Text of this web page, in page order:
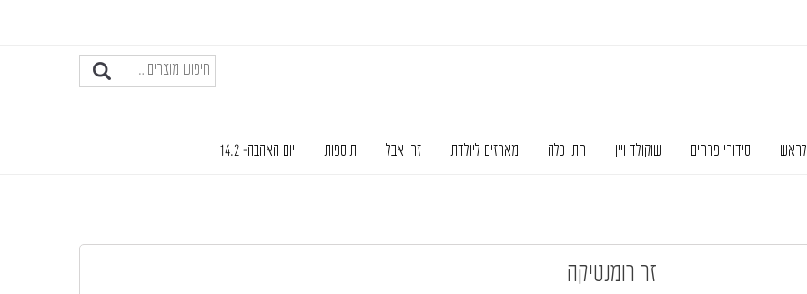
לראש סידורי פרחים שוקולד ויין חתן כלה מארזים ליולדת זרי אבל תוספות יום האהבה- 14.2
זר רומנטיקה